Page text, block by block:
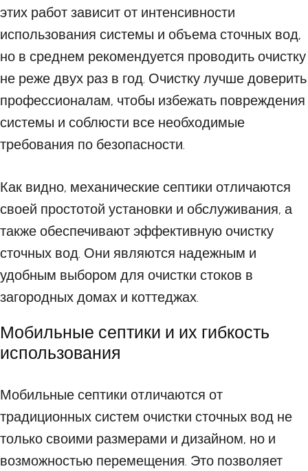
этих работ зависит от интенсивности
использования системы и объема сточных вод,
но в среднем рекомендуется проводить очистку
не реже двух раз в год. Очистку лучше доверить
профессионалам, чтобы избежать повреждения
системы и соблюсти все необходимые
требования по безопасности.
Как видно, механические септики отличаются
своей простотой установки и обслуживания, а
также обеспечивают эффективную очистку
сточных вод. Они являются надежным и
удобным выбором для очистки стоков в
загородных домах и коттеджах.
Мобильные септики и их гибкость
использования
Мобильные септики отличаются от
традиционных систем очистки сточных вод не
только своими размерами и дизайном, но и
возможностью перемещения. Это позволяет